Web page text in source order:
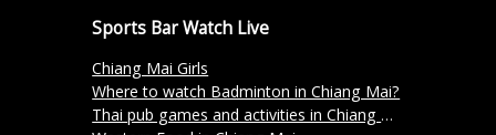
Sports Bar Watch Live
Chiang Mai Girls
Where to watch Badminton in Chiang Mai?
Thai pub games and activities in Chiang Mai